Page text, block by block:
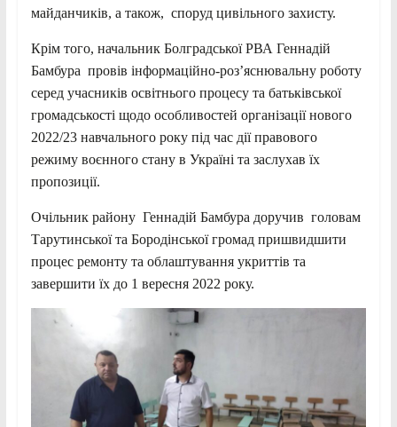
майданчиків, а також, споруд цивільного захисту.
Крім того, начальник Болградської РВА Геннадій
Бамбура провів інформаційно-роз’яснювальну роботу
серед учасників освітнього процесу та батьківської
громадськості щодо особливостей організації нового
2022/23 навчального року під час дії правового
режиму воєнного стану в Україні та заслухав їх
пропозиції.
Очільник району Геннадій Бамбура доручив головам
Тарутинської та Бородінської громад пришвидшити
процес ремонту та облаштування укриттів та
завершити їх до 1 вересня 2022 року.